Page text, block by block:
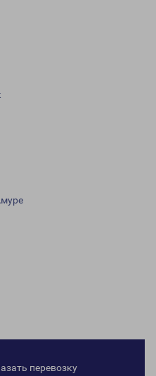
перевозку